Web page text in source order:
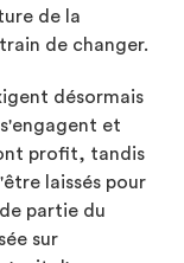
de la
de changer.
désormais
et
profit, tandis
laissés pour
partie du
sur